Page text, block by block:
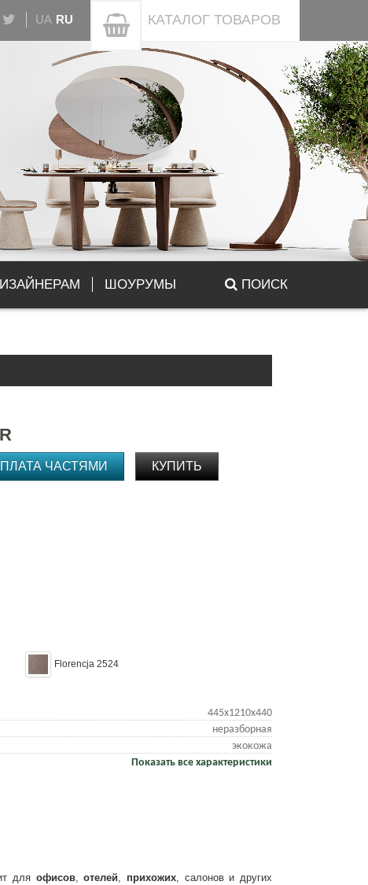
UA RU КАТАЛОГ ТОВАРОВ
ШОУРУМЫ ПОИСК
ЧАСТЯМИ КУПИТЬ
Florencja 2524
445х1210х440
неразборная
экокожа
Показать все характеристики
для офисов,отелей, прихожих, салонов и других